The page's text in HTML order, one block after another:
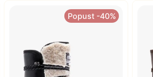
Popust -40%